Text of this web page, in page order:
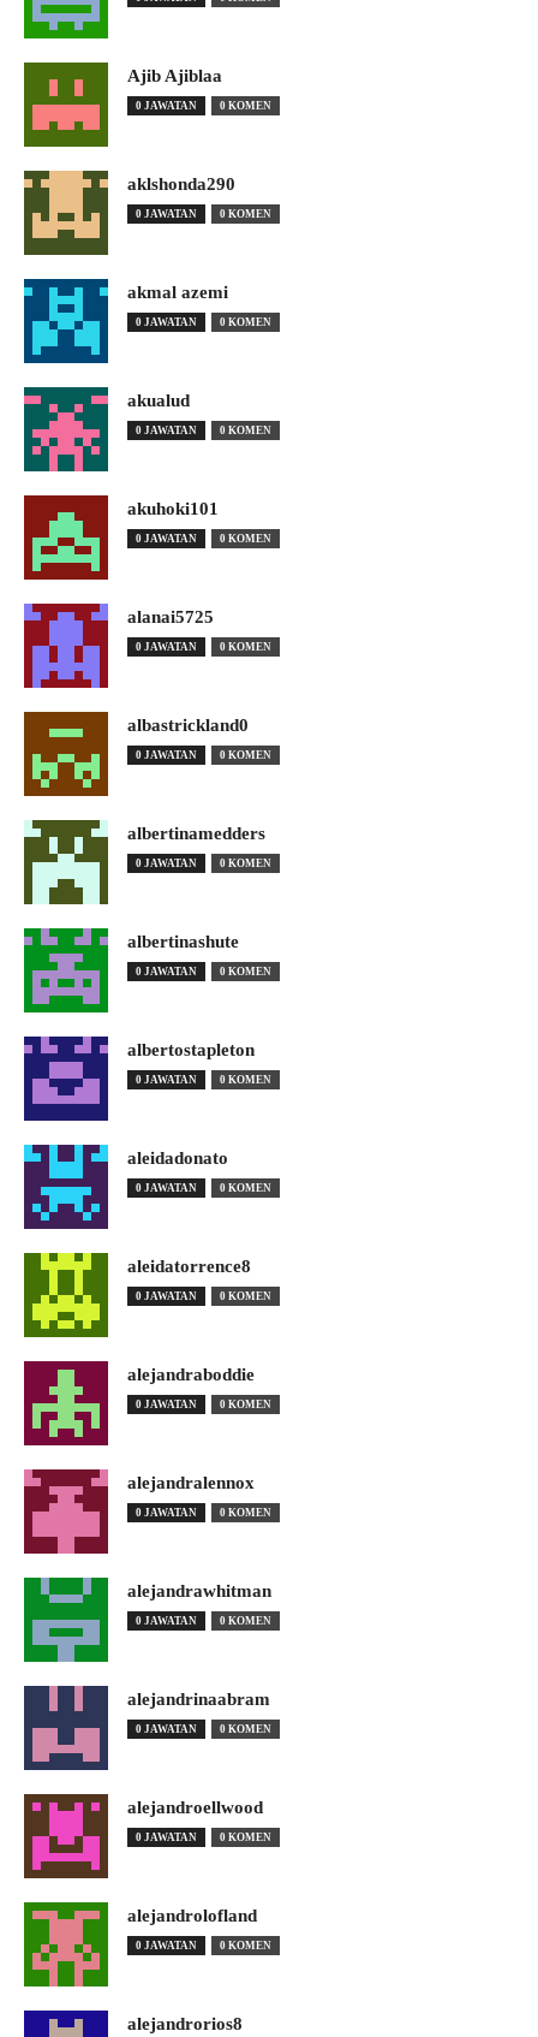
Ajib Ajiblaa
0 JAWATAN 0 KOMEN
aklshonda290
0 JAWATAN 0 KOMEN
akmal azemi
0 JAWATAN 0 KOMEN
akualud
0 JAWATAN 0 KOMEN
akuhoki101
0 JAWATAN 0 KOMEN
alanai5725
0 JAWATAN 0 KOMEN
albastrickland0
0 JAWATAN 0 KOMEN
albertinamedders
0 JAWATAN 0 KOMEN
albertinashute
0 JAWATAN 0 KOMEN
albertostapleton
0 JAWATAN 0 KOMEN
aleidadonato
0 JAWATAN 0 KOMEN
aleidatorrence8
0 JAWATAN 0 KOMEN
alejandraboddie
0 JAWATAN 0 KOMEN
alejandralennox
0 JAWATAN 0 KOMEN
alejandrawhitman
0 JAWATAN 0 KOMEN
alejandrinaabram
0 JAWATAN 0 KOMEN
alejandroellwood
0 JAWATAN 0 KOMEN
alejandrolofland
0 JAWATAN 0 KOMEN
alejandrorios8